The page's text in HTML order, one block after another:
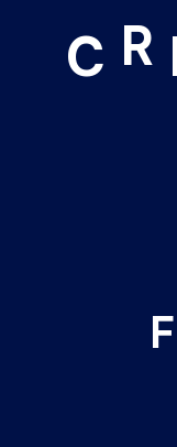
C R